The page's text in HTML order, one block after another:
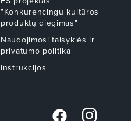
"Konkurencingų kultūros
produktų diegimas"
Naudojimosi taisyklės ir
privatumo politika
Instrukcijos